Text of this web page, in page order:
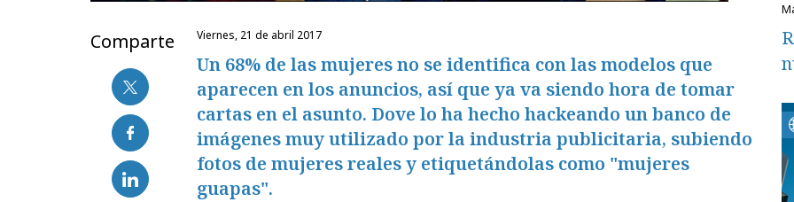
Comparte viernes, 21 de abril 2017
Un 68% de las mujeres no se identifica con las modelos que
aparecen en los anuncios, así que ya va siendo hora de tomar
cartas en el asunto. Dove lo ha hecho hackeando un banco de
imágenes muy utilizado por la industria publicitaria, subiendo
fotos de mujeres reales y etiquetándolas como "mujeres
guapas".